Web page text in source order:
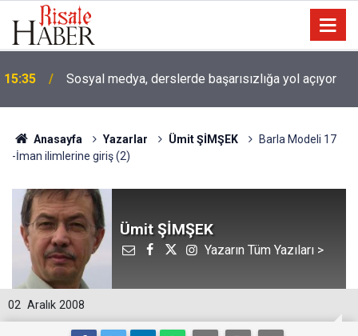
15:35 Sosyal medya, derslerde başarısızlığa yol açıyor
Anasayfa Yazarlar Ümit ŞİMŞEK
Barla Modeli 17
-İman ilimlerine giriş (2)
Ümit ŞİMŞEK
Yazarın Tüm Yazıları >
02 Aralık 2008